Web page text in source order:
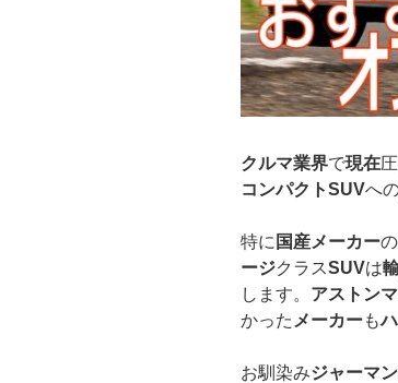
クルマ業界で現在
コンパクトSUVへ
特に 国産メーカー
ージクラスSUVは
します。 アストン
かった メーカーも
お馴染みジャーマ